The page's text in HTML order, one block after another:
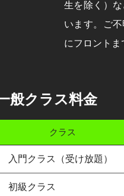
生を除く）
います。ご
にフロントま
般クラス料金
クラス
入門クラス（受け放題）
初級クラス